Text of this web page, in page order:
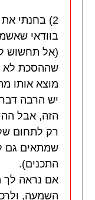
2) בחנתי
בוודאי
(אל תחשוש
שההסכת לא
מוצא אותו
יש הרבה
הזה, אבל
רק לתחום
שמתאים גם
התכנים).
אם נראה לך
השמעה,